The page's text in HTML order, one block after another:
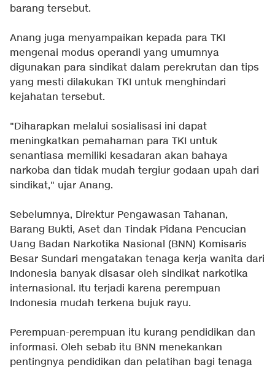
barang tersebut.
Anang juga menyampaikan kepada para TKI
mengenai modus operandi yang umumnya
digunakan para sindikat dalam perekrutan dan tips
yang mesti dilakukan TKI untuk menghindari
kejahatan tersebut.
"Diharapkan melalui sosialisasi ini dapat
meningkatkan pemahaman para TKI untuk
senantiasa memiliki kesadaran akan bahaya
narkoba dan tidak mudah tergiur godaan upah dari
sindikat," ujar Anang.
Sebelumnya, Direktur Pengawasan Tahanan,
Barang Bukti, Aset dan Tindak Pidana Pencucian
Uang Badan Narkotika Nasional (BNN) Komisaris
Besar Sundari mengatakan tenaga kerja wanita dari
Indonesia banyak disasar oleh sindikat narkotika
internasional. Itu terjadi karena perempuan
Indonesia mudah terkena bujuk rayu.
Perempuan-perempuan itu kurang pendidikan dan
informasi. Oleh sebab itu BNN menekankan
pentingnya pendidikan dan pelatihan bagi tenaga